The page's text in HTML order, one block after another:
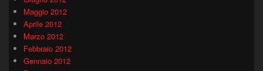
Maggio 2012
Aprile 2012
Marzo 2012
Febbraio 2012
Gennaio 2012